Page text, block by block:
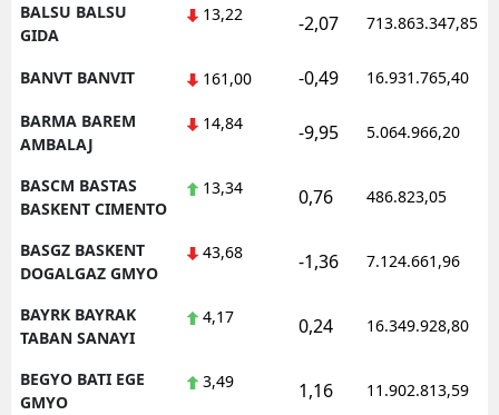
BALSU BALSU
GIDA
13,22 -2,07 713.863.347,85
BANVT BANVIT 161,00 -0,49 16.931.765,40
BARMA BAREM
AMBALAJ
14,84 -9,95 5.064.966,20
BASCM BASTAS
BASKENT CIMENTO
13,34 0,76 486.823,05
BASGZ BASKENT
DOGALGAZ GMYO
43,68 -1,36 7.124.661,96
BAYRK BAYRAK
TABAN SANAYI
4,17 0,24 16.349.928,80
BEGYO BATI EGE
GMYO
3,49 1,16 11.902.813,59